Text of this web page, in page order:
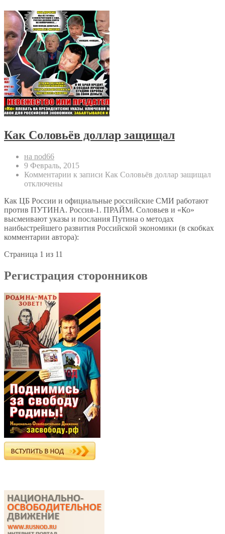
Как Соловьёв доллар защищал
на nod66
9 Февраль, 2015
Комментарии к записи Как Соловьёв доллар защищал
отключены
Как ЦБ России и официальные российские СМИ работают
против ПУТИНА. Россия-1. ПРАЙМ. Соловьев и «Ко»
высмеивают указы и послания Путина о методах
наибыстрейшего развития Российской экономики (в скобках
комментарии автора):
Страница 1 из 11
Регистрация сторонников